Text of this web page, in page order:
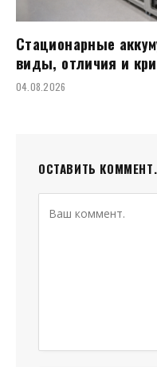
Стационарные
виды, отличия и
04.08.2026
ОСТАВИТЬ КОММЕНТ.